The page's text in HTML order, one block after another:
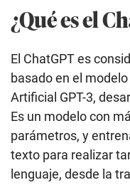
¿Qué es el
El ChatGPT es
basado en el
Artificial GPT-3,
Es un modelo con
parámetros, y
texto para realizar
lenguaje, desde la